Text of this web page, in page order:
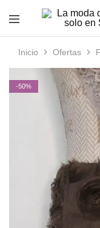
que
empodera,
solo
en
STARBELLA
con
y
elegancia
en
STARBELLA.
Inicio Ofertas
-50%